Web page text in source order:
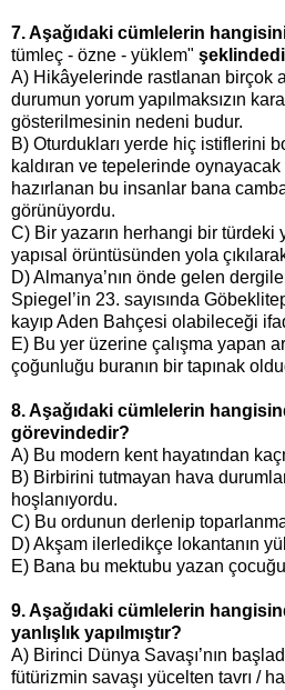
7. Aşağıdaki cümlelerin
tümleç - özne - yüklem"
A) Hikâyelerinde rastlanan birçok
durumun yorum yapılmaksızın
gösterilmesinin nedeni budur.
B) Oturdukları yerde hiç istiflerini
kaldıran ve tepelerinde oynayacak
hazırlanan bu insanlar bana
görünüyordu.
C) Bir yazarın herhangi bir türdeki
yapısal örüntüsünden yola
D) Almanya’nın önde gelen
Spiegel’in 23. sayısında
kayıp Aden Bahçesi olabileceği
E) Bu yer üzerine çalışma yapan
çoğunluğu buranın bir tapınak
8. Aşağıdaki cümlelerin
görevindedir?
A) Bu modern kent hayatından
B) Birbirini tutmayan hava
hoşlanıyordu.
C) Bu ordunun derlenip
D) Akşam ilerledikçe lokantanın
E) Bana bu mektubu yazan çocuğu
9. Aşağıdaki cümlelerin
yanlışlık yapılmıştır?
A) Birinci Dünya Savaşı’nın
fütürizmin savaşı yücelten tavrı /